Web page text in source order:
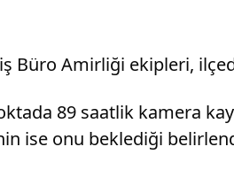
Büro Amirliği ekipleri,
89 saatlik kamera
ise onu beklediği